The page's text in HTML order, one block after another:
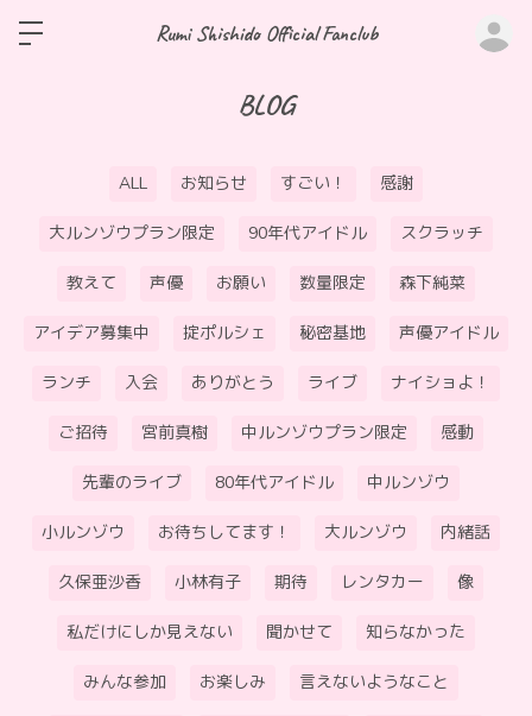
Rumi Shishido Official Fanclub
BLOG
ALL お知らせ すごい！ 感謝
大ルンゾウプラン限定 90年代アイドル スクラッチ
教えて 声優 お願い 数量限定 森下純菜
アイデア募集中 掟ポルシェ 秘密基地 声優アイドル
ランチ 入会 ありがとう ライブ ナイショよ！
ご招待 宮前真樹 中ルンゾウプラン限定 感動
先輩のライブ 80年代アイドル 中ルンゾウ
小ルンゾウ お待ちしてます！ 大ルンゾウ 内緒話
久保亜沙香 小林有子 期待 レンタカー 像
私だけにしか見えない 聞かせて 知らなかった
みんな参加 お楽しみ 言えないようなこと